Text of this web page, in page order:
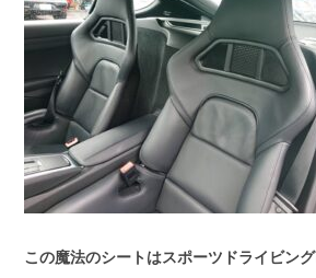
この魔法のシートはスポーツドライビン